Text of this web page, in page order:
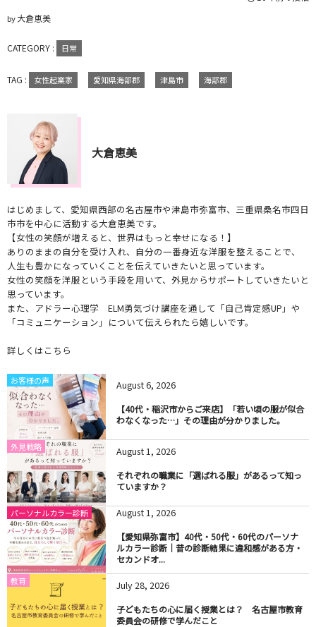
by大倉恵美
CATEGORY : 日常
TAG : 女性起業家 愛知県海部郡 津島市 海部郡
大倉恵美
はじめまして、愛知県西部の名古屋市や津島市弥富市、三重県桑名市四日
市市を中心に活動する大倉恵美です。
【女性の笑顔が増えると、世界はもっと幸せになる！】
ありのままの自分を受け入れ、自分の一番身近な洋服を整えることで、
人生も豊かになっていくことを伝えていきたいと思っています。
女性の笑顔を洋服という手段を用いて、外見からサポートしていきたいと
思っています。
また、アドラー心理学 ELM勇気づけ講座を通して「自己肯定感UP」や
「コミュニケーション」について伝えられたら嬉しいです。
詳しくはこちら
お客様の声 August6, 2026
【40代・稲沢市からご来店】「若い頃の服が似合
わなくなった…」その理由が分かりました。
外見戦略 August1, 2026
それぞれの職業に「選ばれる服」があるって知っ
ていますか？
パーソナルカラー診断 August1, 2026
【愛知県弥富市】40代・50代・60代のパーソナ
ルカラー診断｜昔の診断結果に違和感がある方・
セカンドオ...
教育 July28, 2026
子どもたちの心に届く授業とは？ 名古屋市教育
委員会の研修で学んだこと